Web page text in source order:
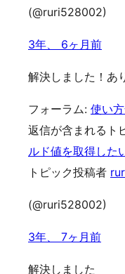
(@ruri528002)
3年、 6ヶ月前
解決しました！あ
フォーラム: 使い
返信が含まれるト
ルド値を取得した
トピック投稿者
(@ruri528002)
3年、 7ヶ月前
解決しました